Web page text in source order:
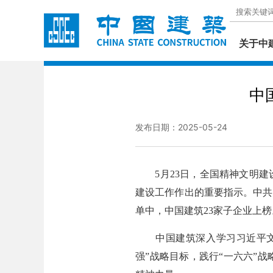
关于中
中
发布日期：2025-05-24
5月23日，全国精神文明建
建设工作作出的重要指示。中
单中，中国建筑23家子企业上
中国建筑深入学习习近平文
强”战略目标，践行“一六六”